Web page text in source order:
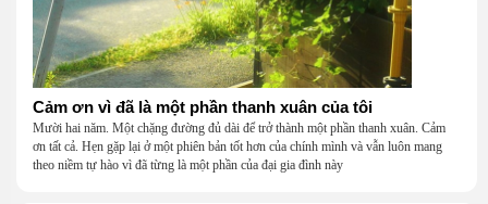
Cảm ơn vì đã là một phần thanh xuân của tôi
Mười hai năm. Một chặng đường đủ dài để trở thành một phần thanh xuân. Cảm
ơn tất cả. Hẹn gặp lại ở một phiên bản tốt hơn của chính mình và vẫn luôn mang
theo niềm tự hào vì đã từng là một phần của đại gia đình này